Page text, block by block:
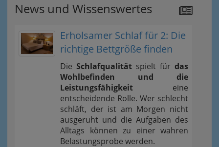
News und Wissenswertes
Erholsamer Schlaf für 2: Die
richtige Bettgröße finden
Die Schlafqualität spielt für das
Wohlbefinden und die
Leistungsfähigkeit eine
entscheidende Rolle. Wer schlecht
schläft, der ist am Morgen nicht
ausgeruht und die Aufgaben des
Alltags können zu einer wahren
Belastungsprobe werden.